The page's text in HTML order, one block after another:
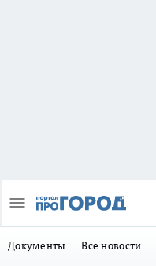
Документы Все новости